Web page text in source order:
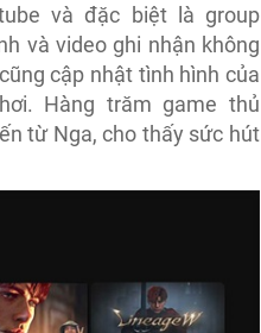
và đặc biệt là group
và video ghi nhận không
cập nhật tình hình của
Hàng trăm game thủ
từ Nga, cho thấy sức hút